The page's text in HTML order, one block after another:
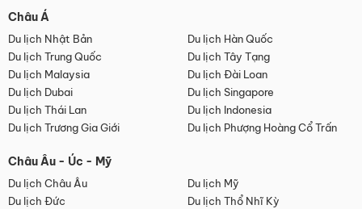
Châu Á
Du lịch Nhật Bản
Du lịch Hàn Quốc
Du lịch Trung Quốc
Du lịch Tây Tạng
Du lịch Malaysia
Du lịch Đài Loan
Du lịch Dubai
Du lịch Singapore
Du lịch Thái Lan
Du lịch Indonesia
Du lịch Trương Gia Giới
Du lịch Phượng Hoàng Cổ Trấn
Châu Âu - Úc - Mỹ
Du lịch Châu Âu
Du lịch Mỹ
Du lịch Đức
Du lịch Thổ Nhĩ Kỳ